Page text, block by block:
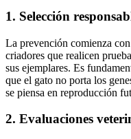
1. Selección
La prevención comienza
criadores que realicen
sus ejemplares. Es
que el gato no porta los
se piensa en reproducción
2. Evaluaciones